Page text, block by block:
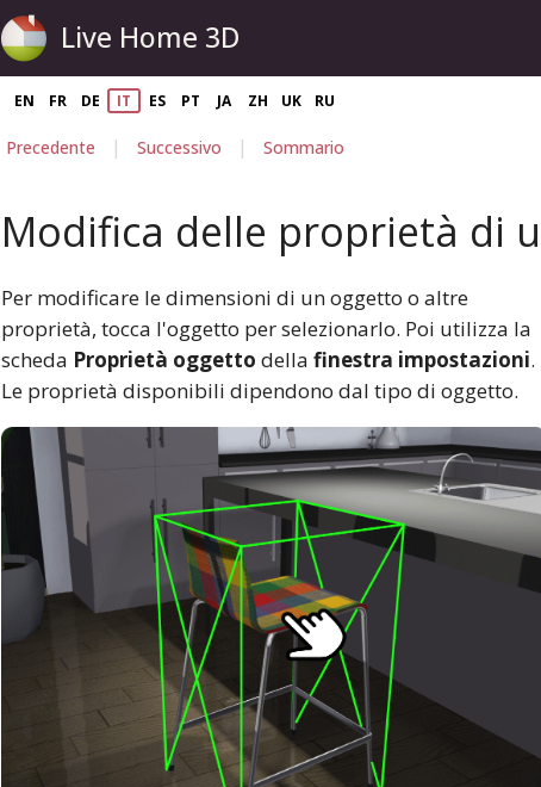
Live Home 3D
EN FR DE IT ES PT JA ZH UK RU
Precedente | Successivo | Sommario
Modifica delle proprietà di
Per modificare le dimensioni di un oggetto o altre
proprietà, tocca l'oggetto per selezionarlo. Poi utilizza la
scheda Proprietà oggetto della finestra impostazioni.
Le proprietà disponibili dipendono dal tipo di oggetto.